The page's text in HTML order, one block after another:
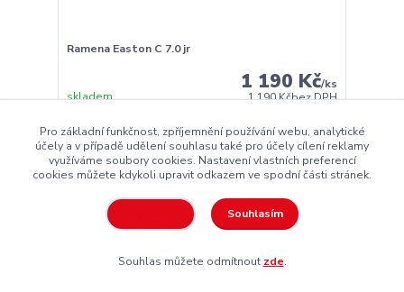
Ramena Easton C 7.0 jr
1 190 Kč/ks
1 190 Kčbez DPH
skladem
Zvolit variantu
Pro základní funkčnost, zpříjemnění používání webu, analytické
účely a v případě udělení souhlasu také pro účely cílení reklamy
využíváme soubory cookies. Nastavení vlastních preferencí
cookies můžete kdykoli upravit odkazem ve spodní části stránek.
Souhlasím
Souhlas můžete odmítnout zde.